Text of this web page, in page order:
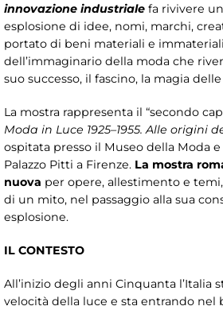
innovazione industriale fa rivivere
esplosione di idee, nomi, marchi,
portato di beni materiali e
dell’immaginario della moda che
suo successo, il fascino, la magia
La mostra rappresenta il “secondo
Moda in Luce 1925–1955. Alle origini
ospitata presso il Museo della Moda
Palazzo Pitti a Firenze. La mostra
nuova per opere, allestimento e
di un mito, nel passaggio alla sua
esplosione.
IL CONTESTO
All’inizio degli anni Cinquanta l’Italia
velocità della luce e sta entrando nel